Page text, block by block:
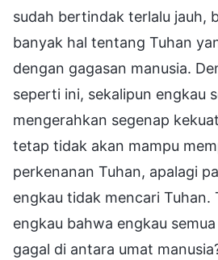
sudah bertindak terlalu jauh,
banyak hal tentang Tuhan
dengan gagasan manusia.
seperti ini, sekalipun engkau
mengerahkan segenap
tetap tidak akan mampu
perkenanan Tuhan, apalagi
engkau tidak mencari Tuhan.
engkau bahwa engkau
gagal di antara umat